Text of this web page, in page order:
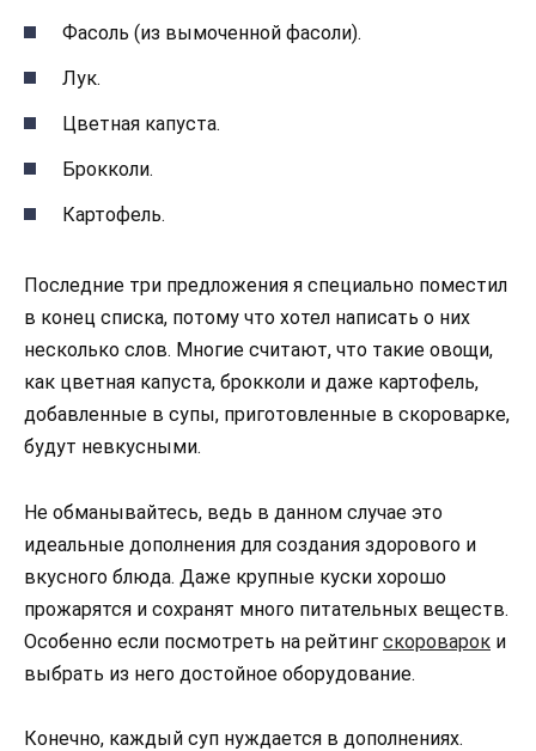
Фасоль (из вымоченной фасоли).
Лук.
Цветная капуста.
Брокколи.
Картофель.
Последние три предложения я специально поместил
в конец списка, потому что хотел написать о них
несколько слов. Многие считают, что такие овощи,
как цветная капуста, брокколи и даже картофель,
добавленные в супы, приготовленные в скороварке,
будут невкусными.
Не обманывайтесь, ведь в данном случае это
идеальные дополнения для создания здорового и
вкусного блюда. Даже крупные куски хорошо
прожарятся и сохранят много питательных веществ.
Особенно если посмотреть на рейтинг скороварок и
выбрать из него достойное оборудование.
Конечно, каждый суп нуждается в дополнениях.